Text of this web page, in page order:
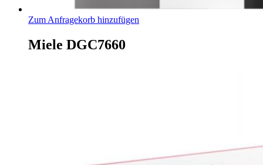
Zum Anfragekorb hinzufügen
Miele DGC7660